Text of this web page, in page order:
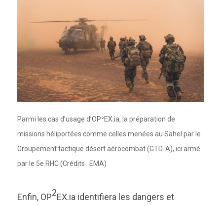
Parmi les cas d’usage d’OP²EX.ia, la préparation de
missions héliportées comme celles menées au Sahel par le
Groupement tactique désert aérocombat (GTD-A), ici armé
par le 5e RHC (Crédits : EMA)
Enfin, OP2EX.ia identifiera les dangers et